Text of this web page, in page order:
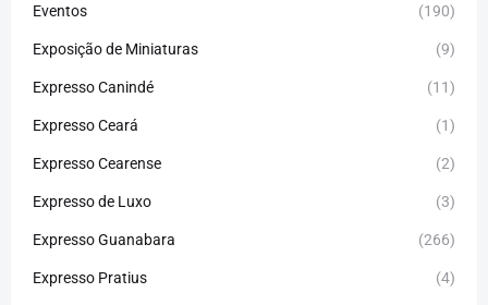
Eventos (190)
Exposição de Miniaturas (9)
Expresso Canindé (11)
Expresso Ceará (1)
Expresso Cearense (2)
Expresso de Luxo (3)
Expresso Guanabara (266)
Expresso Pratius (4)